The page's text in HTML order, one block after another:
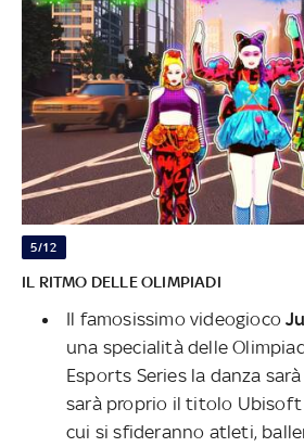
5/12
IL RITMO DELLE OLIMPIADI
Il famosissimo videogioco
una specialità delle
Esports Series la danza
sarà proprio il titolo
cui si sfideranno atleti,